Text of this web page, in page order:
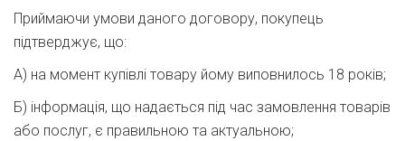
Приймаючи умови даного договору, покупець
підтверджує, що:
А) на момент купівлі товару йому виповнилось 18 років;
Б) інформація, що надається під час замовлення товарів
або послуг, є правильною та актуальною;